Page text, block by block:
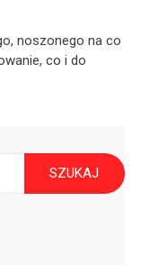
noszonego na co
co i do